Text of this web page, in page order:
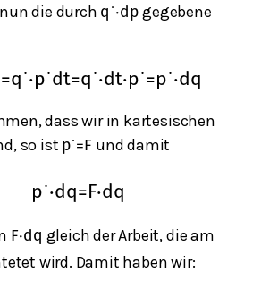
die durch q ˙⋅d p gegebene
=q˙⋅p˙dt=q˙⋅dt⋅p˙=p˙⋅d q
dass wir in kartesischen
so ist p˙= F und damit
p˙⋅d q= F⋅d q
F⋅d q gleich der Arbeit, die am
wird. Damit haben wir: